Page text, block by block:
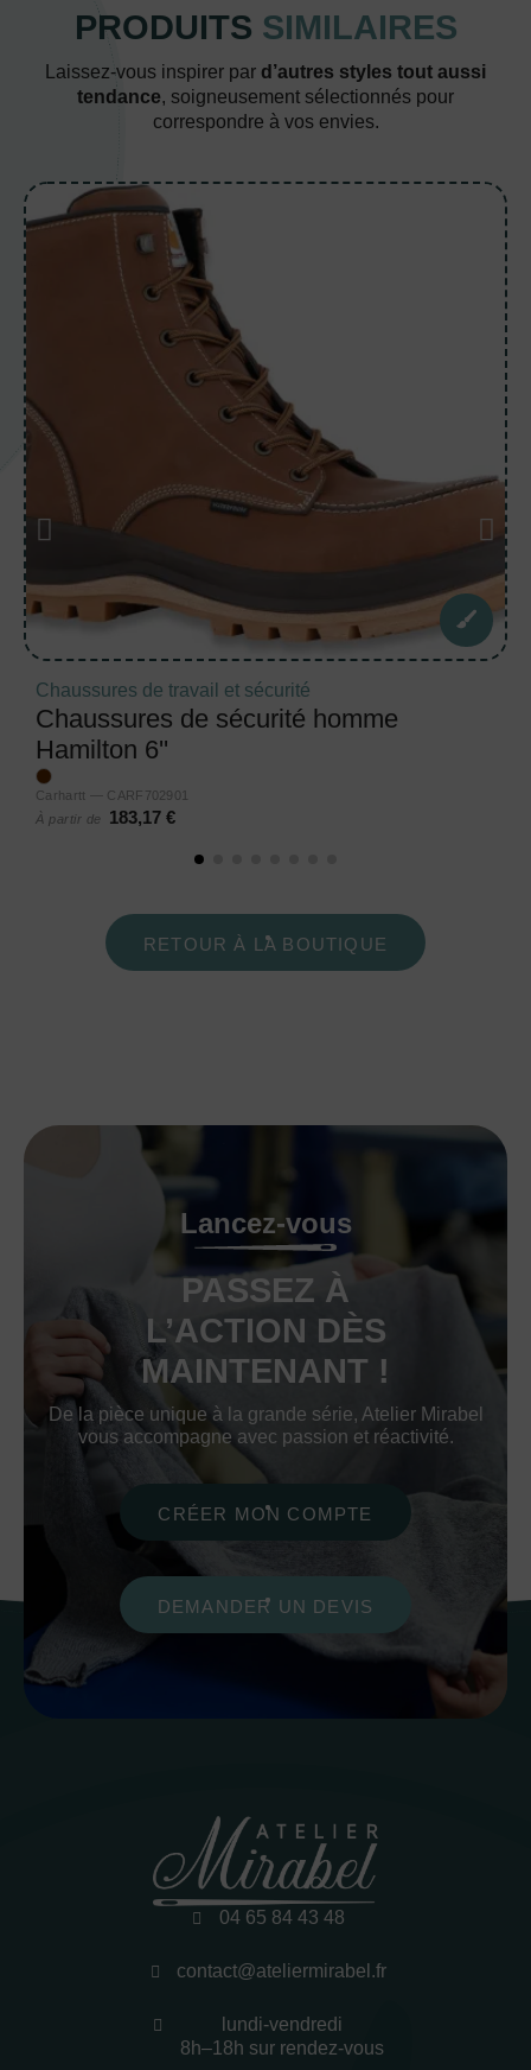
PRODUITS SIMILAIRES
Laissez-vous inspirer par d’autres styles tout aussi
tendance, soigneusement sélectionnés pour
correspondre à vos envies.
Chaussures de travail et sécurité
Chaussures de sécurité homme
Hamilton 6''
Carhartt — CARF702901
À partir de
183,17 €
RETOUR À LA BOUTIQUE
Lancez-vous
PASSEZ À
L’ACTION DÈS
MAINTENANT !
De la pièce unique à la grande série, Atelier Mirabel
vous accompagne avec passion et réactivité.
CRÉER MON COMPTE
DEMANDER UN DEVIS
04 65 84 43 48
contact@ateliermirabel.fr
lundi-vendredi
8h–18h sur rendez-vous